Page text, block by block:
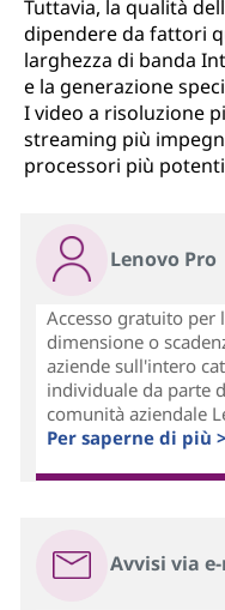
Tuttavia, la qualità
dipendere da fattori
larghezza di banda
e la generazione
I video a risoluzione
streaming più
processori più
Lenovo Pro
Accesso gratuito per
dimensione o
aziende sull'intero
individuale da parte
comunità aziendale
Per saperne di più >
Avvisi via